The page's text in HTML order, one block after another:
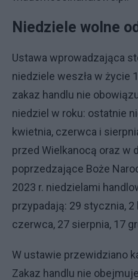
Niedziele wolne
Ustawa wprowadzająca
niedziele weszła w życie
zakaz handlu nie
niedziel w roku: ostatnie
kwietnia, czerwca i
przed Wielkanocą oraz w
poprzedzające Boże
2023 r. niedzielami
przypadają: 29 stycznia,
czerwca, 27 sierpnia, 17
W ustawie przewidziano
Zakaz handlu nie